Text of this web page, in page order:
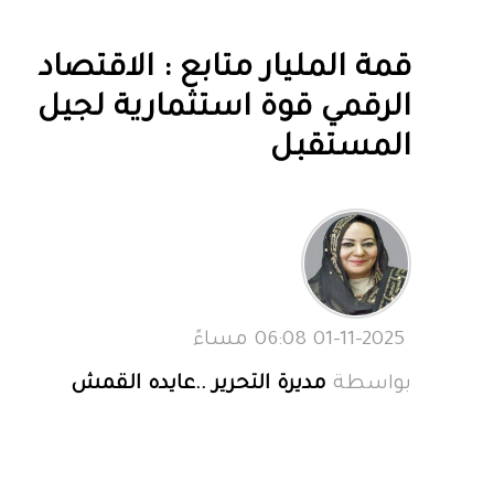
قمة المليار متابع : الاقتصاد
الرقمي قوة استثمارية لجيل
المستقبل
بواسطة مديرة التحرير ..عايده القمش